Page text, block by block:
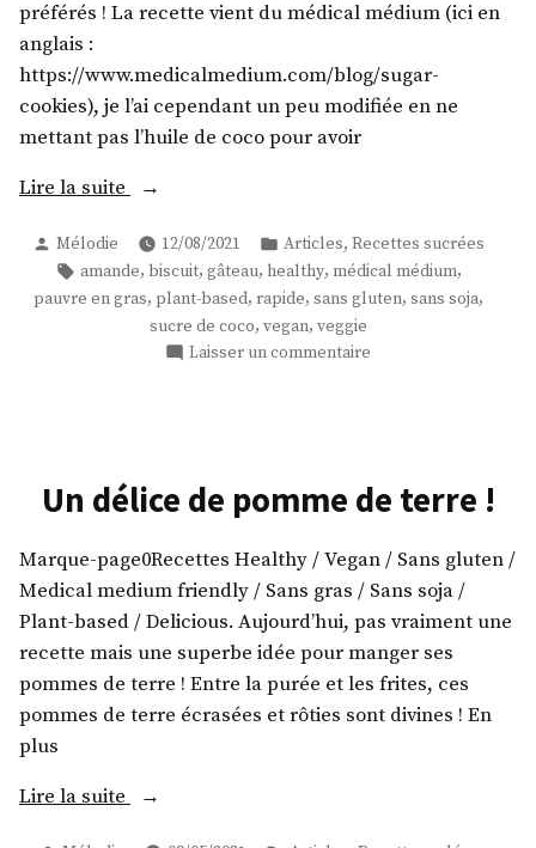
préférés ! La recette vient du médical médium (ici en
anglais :
https://www.medicalmedium.com/blog/sugar-
cookies), je l’ai cependant un peu modifiée en ne
mettant pas l’huile de coco pour avoir
Lire la suite « Des
amande
enrobés
de
sucre
Publié
par
Mélodie 12/08/2021
Publié
dans
Articles, Recettes sucrées
Étiquettes :
amande, biscuit, gâteau, healthy, médical médium,
pauvre en gras, plant-based, rapide, sans gluten, sans soja,
sucre de coco, vegan, veggie
Laisser un commentaire
de
sucre
coco
Un délice de pomme de terre !
Marque-page0Recettes Healthy / Vegan / Sans gluten /
Medical medium friendly / Sans gras / Sans soja /
Plant-based / Delicious. Aujourd’hui, pas vraiment une
recette mais une superbe idée pour manger ses
pommes de terre ! Entre la purée et les frites, ces
pommes de terre écrasées et rôties sont divines ! En
plus
Lire la suite
« Un